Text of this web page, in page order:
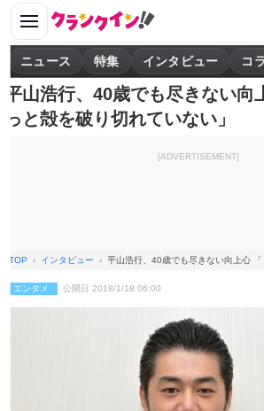
ニュース 特集 インタビュー コ
平山浩行、40歳でも尽きない向
っと殻を破り切れていない」
[ADVERTISEMENT]
TOP インタビュー 平山浩行、40歳でも尽きない向上心
エンタメ 公開日 2018/1/18 06:00